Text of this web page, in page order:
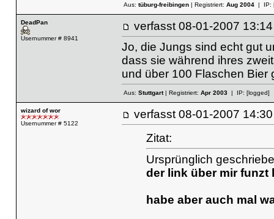
Aus: tüburg-freibingen| Registriert: Aug 2004| IP:
DeadPan
Usernummer # 8941
verfasst 08-01-2007
Jo, die Jungs sind echt gut
dass sie während ihres
und über 100 Flaschen Bier
Aus: Stuttgart| Registriert: Apr 2003| IP: [logged]
wizard of wor
Usernummer # 5122
verfasst 08-01-2007
Zitat:
Ursprünglich
der link über mir funzt
habe aber auch mal